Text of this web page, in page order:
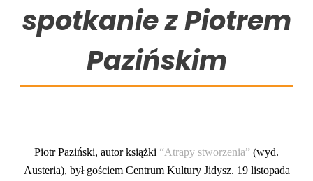
spotkanie z Piotrem
Pazińskim
Piotr Paziński, autor książki “Atrapy stworzenia” (wyd.
Austeria), był gościem Centrum Kultury Jidysz. 19 listopada